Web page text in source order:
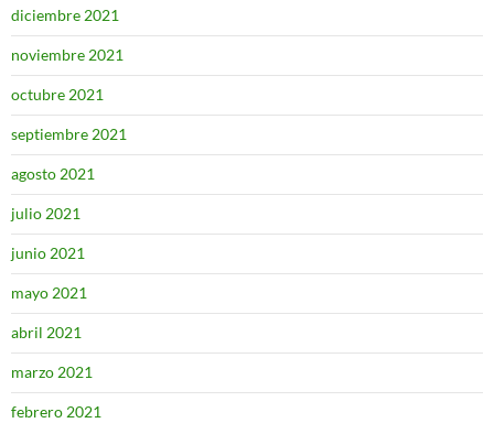
diciembre 2021
noviembre 2021
octubre 2021
septiembre 2021
agosto 2021
julio 2021
junio 2021
mayo 2021
abril 2021
marzo 2021
febrero 2021